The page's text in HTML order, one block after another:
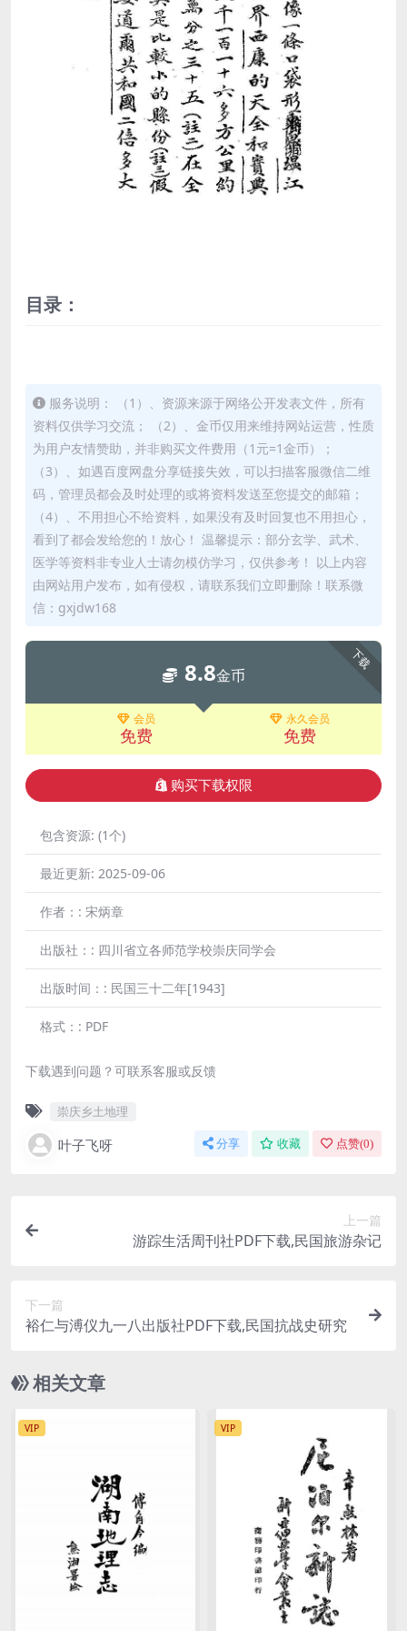
目录：
服务说明： （1）、资源来源于网络公开发表文件，所有
资料仅供学习交流； （2）、金币仅用来维持网站运营，性质
为用户友情赞助，并非购买文件费用（1元=1金币）；
（3）、如遇百度网盘分享链接失效，可以扫描客服微信二维
码，管理员都会及时处理的或将资料发送至您提交的邮箱；
（4）、不用担心不给资料，如果没有及时回复也不用担心，
看到了都会发给您的！放心！ 温馨提示：部分玄学、武术、
医学等资料非专业人士请勿模仿学习，仅供参考！ 以上内容
由网站用户发布，如有侵权，请联系我们立即删除！联系微
信：gxjdw168
下载
8.8金币
会员
免费
永久会员
免费
购买下载权限
包含资源: (1个)
最近更新: 2025-09-06
作者：: 宋炳章
出版社：: 四川省立各师范学校崇庆同学会
出版时间：: 民国三十二年[1943]
格式：: PDF
下载遇到问题？可联系客服或反馈
崇庆乡土地理
叶子飞呀 分享 收藏 点赞(0)
上一篇
游踪生活周刊社PDF下载,民国旅游杂记
下一篇
裕仁与溥仪九一八出版社PDF下载,民国抗战史研究
相关文章
VIP VIP